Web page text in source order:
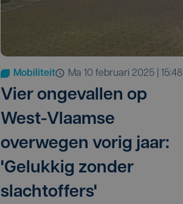
Mobiliteit ma 10 februari 2025 | 15:48
Vier ongevallen op
West-Vlaamse
overwegen vorig jaar:
'Gelukkig zonder
slachtoffers'